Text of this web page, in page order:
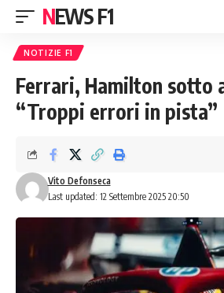
NEWS F1
NOTIZIE F1
Ferrari, Hamilton sotto
“Troppi errori in pista”
Last updated: 12 Settembre 2025 20:50
Vito Defonseca